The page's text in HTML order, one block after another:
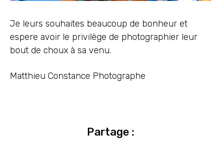
Je leurs souhaites beaucoup de bonheur et
espere avoir le privilège de photographier leur
bout de choux à sa venu.
Matthieu Constance Photographe
Partage :